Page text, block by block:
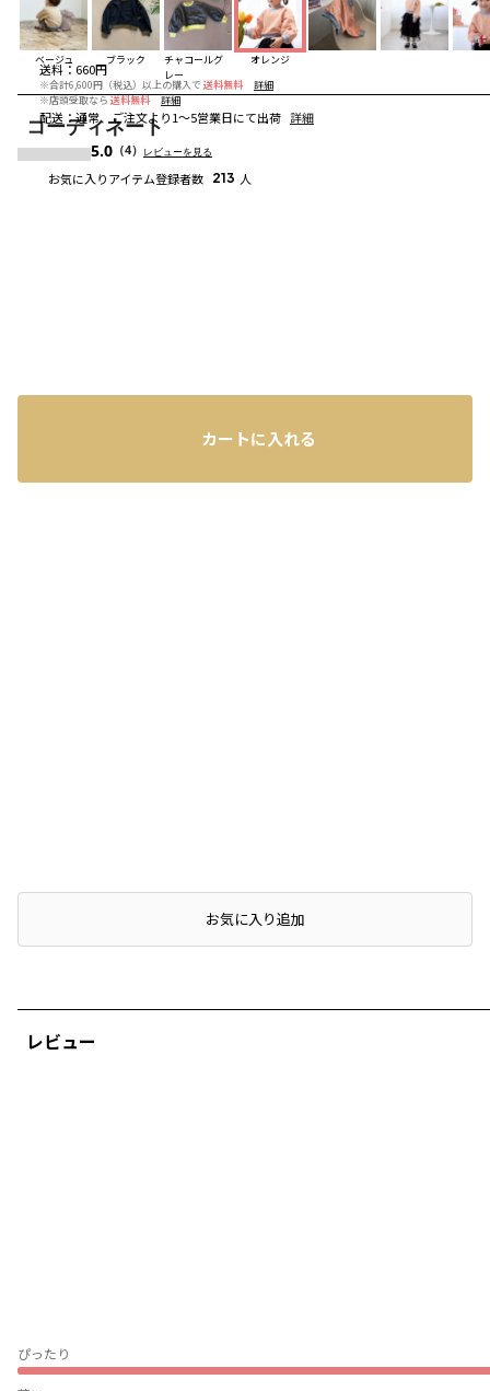
ベージュ ブラック
チャコールグ
レー
オレンジ
コーディネート
レビュー
ぴったり
送料： 660円
※合計6,600円（税込）以上の購入で 送料無料
詳細
※店頭受取なら 送料無料 詳細
配送 ：通常、ご注文より1～5営業日にて出荷 詳細
5.0 （4） レビューを見る
お気に入りアイテム登録者数 213 人
カートに入れる
お気に入り追加